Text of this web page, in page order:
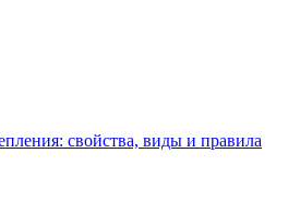
свойства, виды и правила